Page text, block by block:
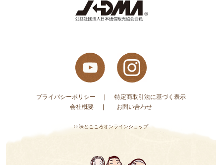
プライバシーポリシー
特定商取引法に基づく表示
会社概要
お問い合わせ
© 味とこころオンラインショップ